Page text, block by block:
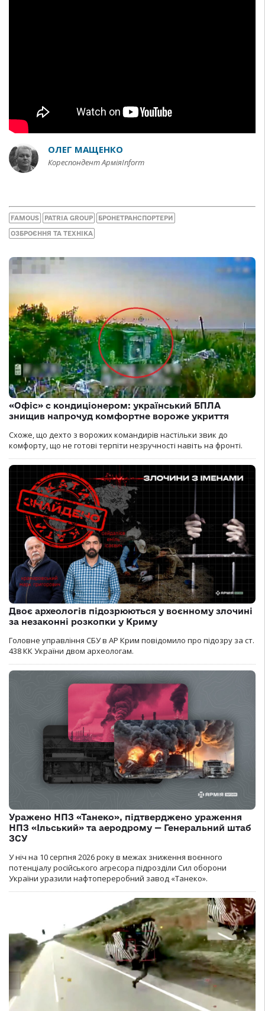
ОЛЕГ МАЩЕНКО
Кореспондент АрміяInform
FAMOUS PATRIA GROUP БРОНЕТРАНСПОРТЕРИ
ОЗБРОЄННЯ ТА ТЕХНІКА
«Офіс» с кондиціонером: український БПЛА
знищив напрочуд комфортне вороже укриття
Схоже, що дехто з ворожих командирів настільки звик до
комфорту, що не готові терпіти незручності навіть на фронті.
Двоє археологів підозрюються у воєнному злочині
за незаконні розкопки у Криму
Головне управління СБУ в АР Крим повідомило про підозру за ст.
438 КК України двом археологам.
Уражено НПЗ «Танеко», підтверджено ураження
НПЗ «Ільський» та аеродрому — Генеральний штаб
ЗСУ
У ніч на 10 серпня 2026 року в межах зниження воєнного
потенціалу російського агресора підрозділи Сил оборони
України уразили нафтопереробний завод «Танеко».